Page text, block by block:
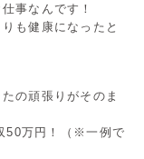
事なんです！
も健康になったと
の頑張りがそのま
50万円！（※一例で